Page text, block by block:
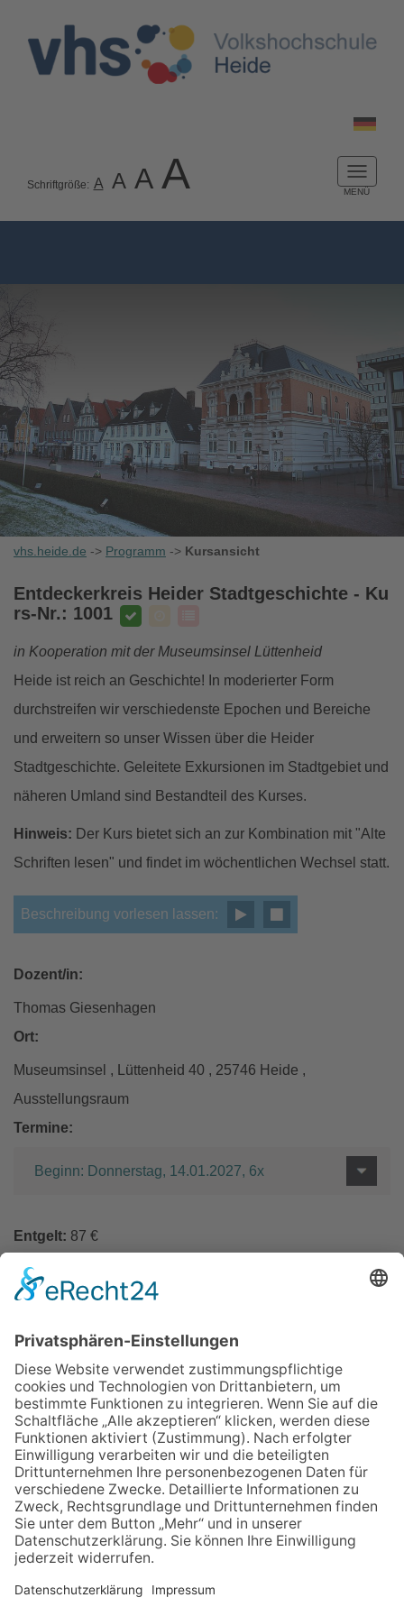
Schriftgröße: A A A A
vhs.heide.de -> Programm -> Kursansicht
Entdeckerkreis Heider Stadtgeschichte - Ku
rs-Nr.: 1001
in Kooperation mit der Museumsinsel Lüttenheid
Heide ist reich an Geschichte! In moderierter Form
durchstreifen wir verschiedenste Epochen und Bereiche
und erweitern so unser Wissen über die Heider
Stadtgeschichte. Geleitete Exkursionen im Stadtgebiet und
näheren Umland sind Bestandteil des Kurses.
Hinweis: Der Kurs bietet sich an zur Kombination mit "Alte
Schriften lesen" und findet im wöchentlichen Wechsel statt.
Beschreibung vorlesen lassen:
Dozent/in:
Thomas Giesenhagen
Ort:
Museumsinsel , Lüttenheid 40 , 25746 Heide ,
Ausstellungsraum
Termine:
Beginn: Donnerstag, 14.01.2027, 6x
Entgelt: 87 €
Zurück
Impressum